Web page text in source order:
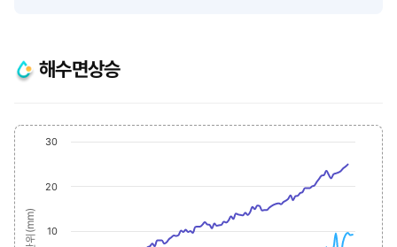
해수면상승
Chart
The chart has 1 X axis displaying values. Range: 1906 to 2023
The chart has 1 Y axis displaying 단위(mm). Data ranges from -2.5 to 24.9.
단위(mm) 10
20
30